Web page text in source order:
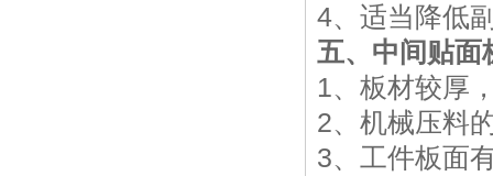
4、适当降低
五、中间贴面
1、板材较厚
2、机械压料
3、工件板面